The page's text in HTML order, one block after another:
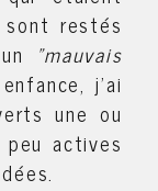
sont restés
"mauvais
j'ai
une ou
actives